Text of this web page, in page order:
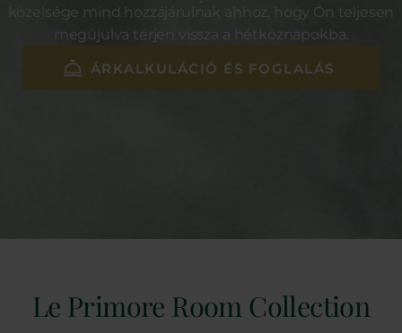
közelsége mind hozzájárulnak ahhoz, hogy Ön teljesen
megújulva térjen vissza a hétköznapokba.
ÁRKALKULÁCIÓ ÉS FOGLALÁS
Le Primore Room Collection